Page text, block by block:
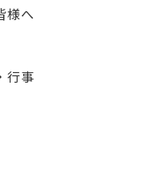
様へ
行事